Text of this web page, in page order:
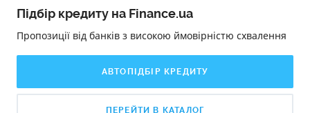
Підбір кредиту на Finance.ua
Пропозиції від банків з високою ймовірністю схвалення️
АВТОПІДБІР КРЕДИТУ
ПЕРЕЙТИ В КАТАЛОГ